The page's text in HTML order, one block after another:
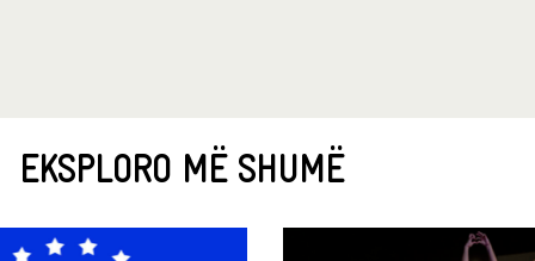
EKSPLORO MË SHUMË